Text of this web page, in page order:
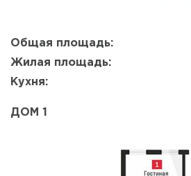
Общая площадь:
Жилая площадь:
Кухня:
ДОМ 1